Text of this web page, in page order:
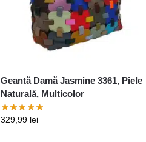
Geantă Damă Jasmine 3361, Piele
Naturală, Multicolor
329,99 lei